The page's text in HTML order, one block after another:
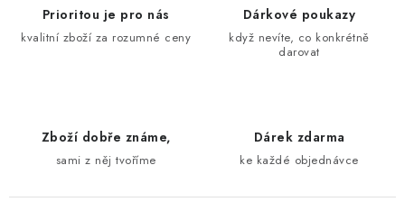
Prioritou je pro nás
kvalitní zboží za rozumné ceny
Dárkové poukazy
když nevíte, co konkrétně
darovat
Zboží dobře známe,
sami z něj tvoříme
Dárek zdarma
ke každé objednávce